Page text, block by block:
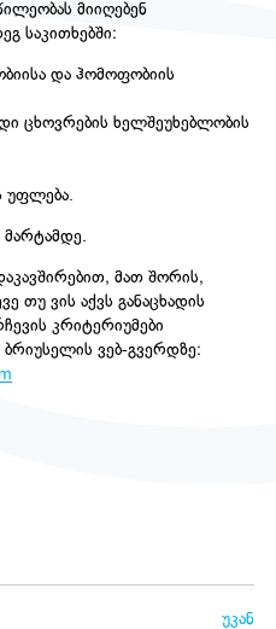
მიიღებენ
საკითხებში:
და ჰომოფობიის
ცხოვრების ხელშეუხებლობის
უფლება.
მათ შორის,
თუ ვის აქვს განაცხადის
კრიტერიუმები
ვებ-გვერდზე:
უკან